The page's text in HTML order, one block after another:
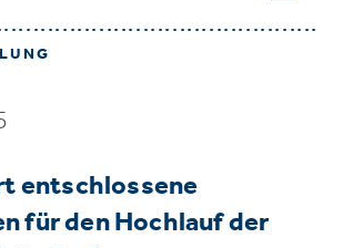
entschlossene
für den Hochlauf der